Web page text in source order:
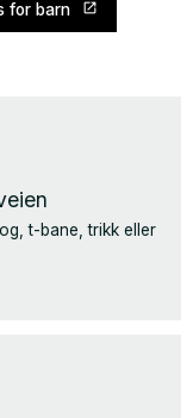
for barn
t-bane, trikk eller